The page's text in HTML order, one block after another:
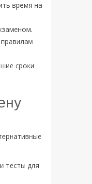
время на
сроки
тесты для